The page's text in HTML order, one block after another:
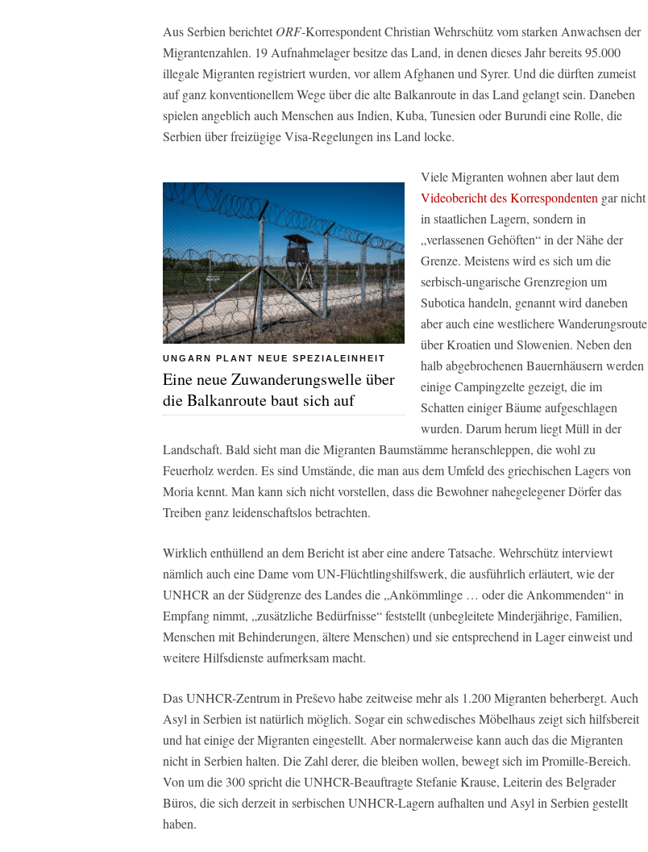
Aus Serbien berichtet ORF-Korrespondent Christian Wehrschütz vom starken Anwachsen der
Migrantenzahlen. 19 Aufnahmelager besitze das Land, in denen dieses Jahr bereits 95.000
illegale Migranten registriert wurden, vor allem Afghanen und Syrer. Und die dürften zumeist
auf ganz konventionellem Wege über die alte Balkanroute in das Land gelangt sein. Daneben
spielen angeblich auch Menschen aus Indien, Kuba, Tunesien oder Burundi eine Rolle, die
Serbien über freizügige Visa-Regelungen ins Land locke.
UNGARN PLANT NEUE SPEZIALEINHEIT
Eine neue Zuwanderungswelle über
die Balkanroute baut sich auf
Viele Migranten wohnen aber laut dem
Videobericht des Korrespondenten gar nicht
in staatlichen Lagern, sondern in
„verlassenen Gehöften“ in der Nähe der
Grenze. Meistens wird es sich um die
serbisch-ungarische Grenzregion um
Subotica handeln, genannt wird daneben
aber auch eine westlichere Wanderungsroute
über Kroatien und Slowenien. Neben den
halb abgebrochenen Bauernhäusern werden
einige Campingzelte gezeigt, die im
Schatten einiger Bäume aufgeschlagen
wurden. Darum herum liegt Müll in der
Landschaft. Bald sieht man die Migranten Baumstämme heranschleppen, die wohl zu
Feuerholz werden. Es sind Umstände, die man aus dem Umfeld des griechischen Lagers von
Moria kennt. Man kann sich nicht vorstellen, dass die Bewohner nahegelegener Dörfer das
Treiben ganz leidenschaftslos betrachten.
Wirklich enthüllend an dem Bericht ist aber eine andere Tatsache. Wehrschütz interviewt
nämlich auch eine Dame vom UN-Flüchtlingshilfswerk, die ausführlich erläutert, wie der
UNHCR an der Südgrenze des Landes die „Ankömmlinge … oder die Ankommenden“ in
Empfang nimmt, „zusätzliche Bedürfnisse“ feststellt (unbegleitete Minderjährige, Familien,
Menschen mit Behinderungen, ältere Menschen) und sie entsprechend in Lager einweist und
weitere Hilfsdienste aufmerksam macht.
Das UNHCR-Zentrum in Preševo habe zeitweise mehr als 1.200 Migranten beherbergt. Auch
Asyl in Serbien ist natürlich möglich. Sogar ein schwedisches Möbelhaus zeigt sich hilfsbereit
und hat einige der Migranten eingestellt. Aber normalerweise kann auch das die Migranten
nicht in Serbien halten. Die Zahl derer, die bleiben wollen, bewegt sich im Promille-Bereich.
Von um die 300 spricht die UNHCR-Beauftragte Stefanie Krause, Leiterin des Belgrader
Büros, die sich derzeit in serbischen UNHCR-Lagern aufhalten und Asyl in Serbien gestellt
haben.